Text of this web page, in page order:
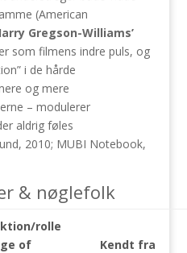
(American
Gregson-Williams’
som filmens indre puls, og
i de hårde
og mere
– modulerer
aldrig føles
2010; MUBI Notebook,
& nøglefolk
rolle
of
Kendt fra